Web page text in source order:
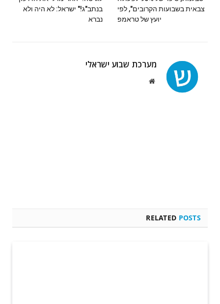
צבאית בשבועות הקרובים", לפי
יועץ של טראמפ
בנתב"ג!" ישראל: לא היה ולא
נברא
מערכת שבוע ישראלי
Website
RELATED POSTS